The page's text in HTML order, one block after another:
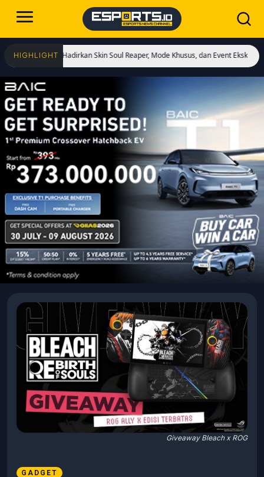
HIGHLIGHT
Hadirkan Skin Soul Reaper, Mode Khusus, dan Event Eksklusif!
Giveaway Bleach x ROG
GADGET